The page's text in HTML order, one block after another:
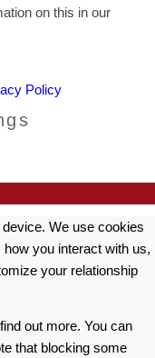
on this in our
Policy
We use cookies
you interact with us,
your relationship
out more. You can
that blocking some